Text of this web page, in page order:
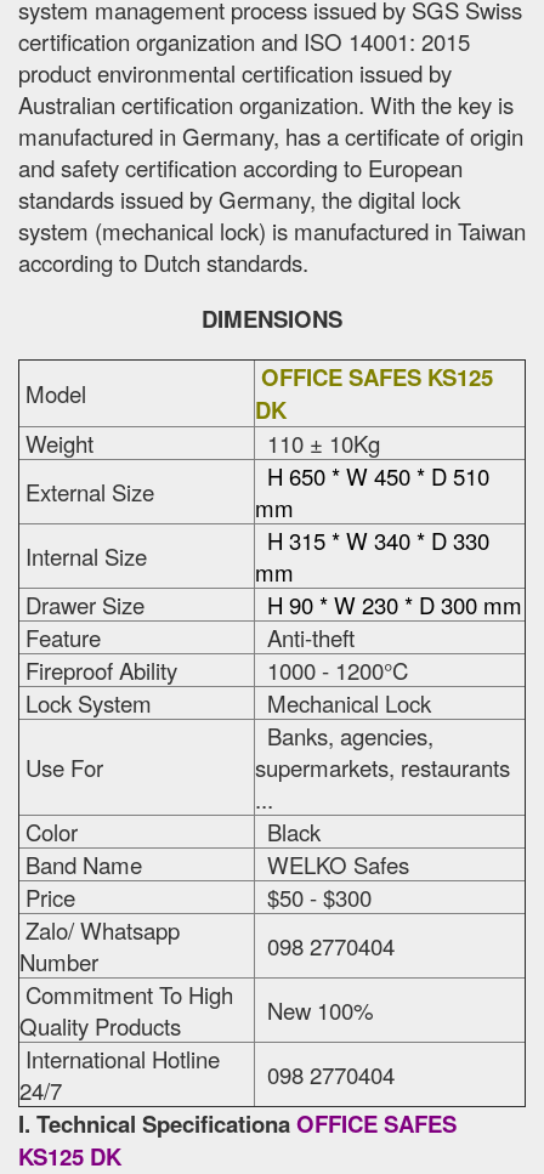
system management process issued by SGS Swiss
certification organization and ISO 14001: 2015
product environmental certification issued by
Australian certification organization. With the key is
manufactured in Germany, has a certificate of origin
and safety certification according to European
standards issued by Germany, the digital lock
system (mechanical lock) is manufactured in Taiwan
according to Dutch standards.
DIMENSIONS
Model
OFFICE SAFES KS125
DK
Weight
110 ± 10Kg
External Size
H 650 * W 450 * D 510
mm
Internal Size
H 315 * W 340 * D 330
mm
Drawer Size
H 90 * W 230 * D 300 mm
Feature
Anti-theft
Fireproof Ability
1000 - 1200°C
Lock System
Mechanical Lock
Use For
Banks, agencies,
supermarkets, restaurants
...
Color
Black
Band Name
WELKO Safes
Price
$50 - $300
Zalo/ Whatsapp
Number
098 2770404
Commitment To High
Quality Products
New 100%
International Hotline
24/7
098 2770404
I. Technical SpecificationaOFFICE SAFES
KS125 DK